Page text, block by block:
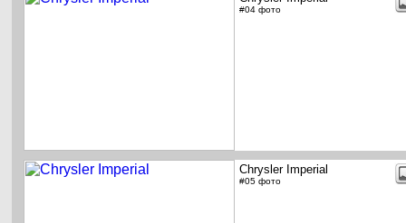
#04 фото
Chrysler Imperial
#05 фото